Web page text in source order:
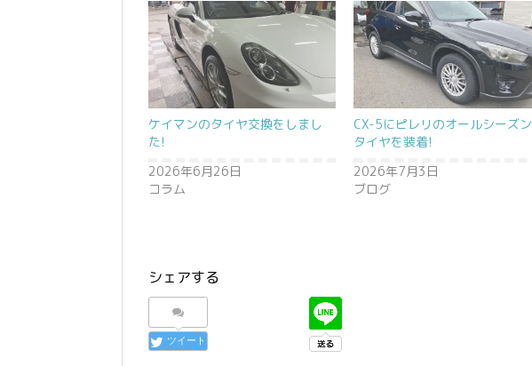
ケイマンのタイヤ交換をしまし
た!
2026年6月26日
コラム
CX-5にピレリのオールシーズン
タイヤを装着!
2026年7月3日
ブログ
シェアする
ツイート